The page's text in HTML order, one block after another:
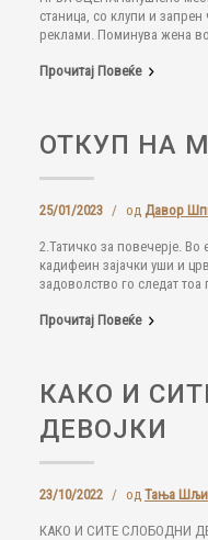
станица, со клупи и
реклами. Поминува жена
Прочитај Повеќе
ОТКУП НА
25/01/2023 / од Давор
2.Татичко за повечерје.
кадифеин зајачки уши и
задоволство го следат
Прочитај Повеќе
КАКО И
ДЕВОЈКИ
23/10/2022 / од Тања
КАКО И СИТЕ СЛОБОДНИ